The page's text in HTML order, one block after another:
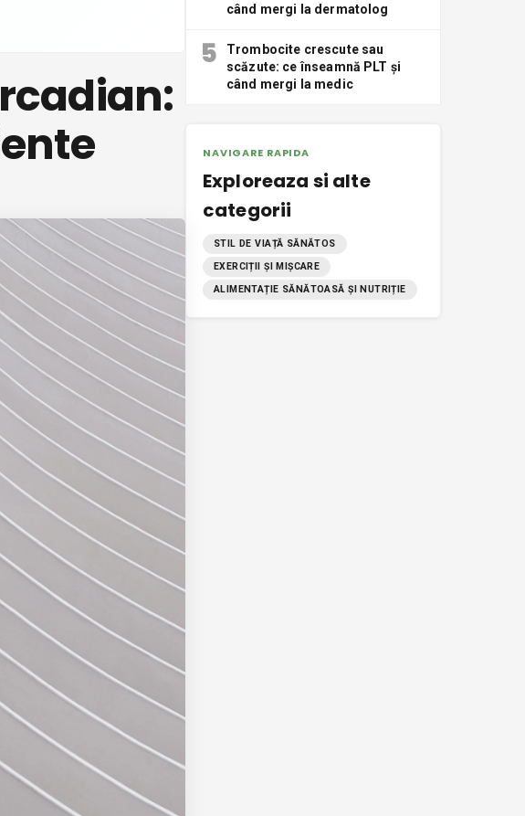
când mergi la dermatolog
5
Trombocite crescute sau
scăzute: ce înseamnă PLT și
când mergi la medic
NAVIGARE RAPIDA
Exploreaza si alte
categorii
STIL DE VIAȚĂ SĂNĂTOS
EXERCIȚII ȘI MIȘCARE
ALIMENTAȚIE SĂNĂTOASĂ ȘI NUTRIȚIE